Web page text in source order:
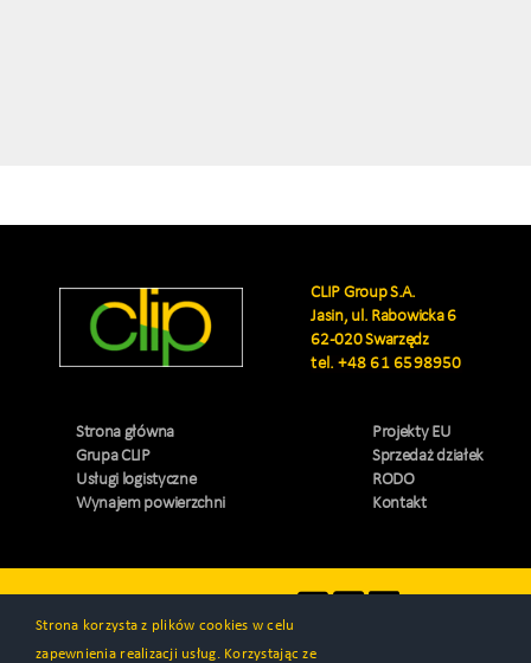
CLIP Group S.A.
Jasin, ul. Rabowicka 6
62-020 Swarzędz
tel.+48 61 6598950
Strona główna
Grupa CLIP
Usługi logistyczne
Wynajem powierzchni
Projekty EU
Sprzedaż działek
RODO
Kontakt
Strona korzysta z plików cookies w celu
zapewnienia realizacji usług. Korzystając ze